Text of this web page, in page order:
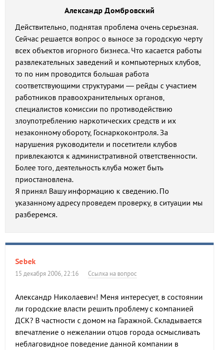
Александр Домбровский
Действительно, поднятая проблема очень серьезная.
Сейчас решается вопрос о выносе за городскую черту
всех объектов игорного бизнеса. Что касается работы
развлекательных заведений и компьютерных клубов,
то по ним проводится большая работа
соответствующими структурами — рейды с участием
работников правоохранительных органов,
специалистов комиссии по противодействию
злоупотреблению наркотических средств и их
незаконному обороту, Госнаркоконтроля. За
нарушения руководители и посетители клубов
привлекаются к административной ответственности.
Более того, деятельность клуба может быть
приостановлена.
Я принял Вашу информацию к сведению. По
указанному адресу проведем проверку, в ситуации мы
разберемся.
Sebek
15 декабря 2006, 22:16 Ссылка на вопрос
Александр Николаевич! Меня интересует, в состоянии
ли городские власти решить проблему с компанией
ДСК? В частности с домом на Гаражной. Складывается
впечатление о нежелании отцов города осмысливать
неблаговидное поведение данной компании в